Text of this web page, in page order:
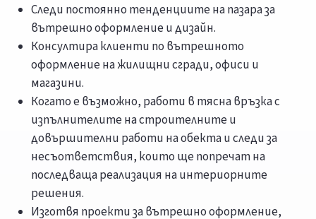
Следи постоянно тенденциите на пазара за
вътрешно оформление и дизайн.
Консултира клиенти по вътрешното
оформление на жилищни сгради, офиси и
магазини.
Когато е възможно, работи в тясна връзка с
изпълнителите на строителните и
довършителни работи на обекта и следи за
несъответствия, които ще попречат на
последваща реализация на интериорните
решения.
Изготвя проекти за вътрешно оформление,